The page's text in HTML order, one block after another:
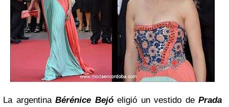
La argentina Bérénice Bejóeligió un vestido dePrada